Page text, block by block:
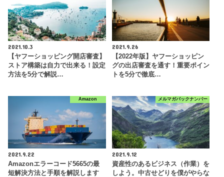
2021.10.3
【ヤフーショッピング開店審査】
ストア構築は自力で出来る！設定
方法を5分で解説…
2021.9.26
【2022年版】ヤフーショッピン
グの出店審査を通す！重要ポイン
トを5分で徹底…
Amazon
2021.9.22
Amazonエラーコード5665の最
短解決方法と手順を解説します
メルマガバックナンバー
2021.9.12
資産性のあるビジネス（作業）を
しよう。中古せどりを僕がやらな